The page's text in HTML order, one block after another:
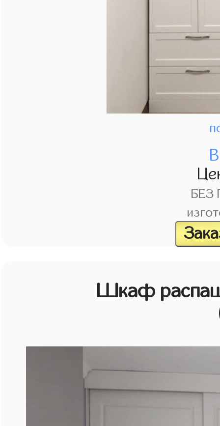
БЕЗ
Шкаф